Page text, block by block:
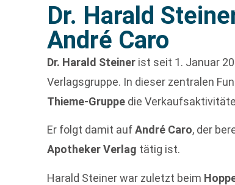
Dr. Harald
André Caro
Dr. Harald Steiner ist seit 1. Januar
Verlagsgruppe. In dieser zentralen
Thieme-Gruppe die
Er folgt damit aufAndré Caro, der
Apotheker Verlag tätig ist.
Harald Steiner war zuletzt beim